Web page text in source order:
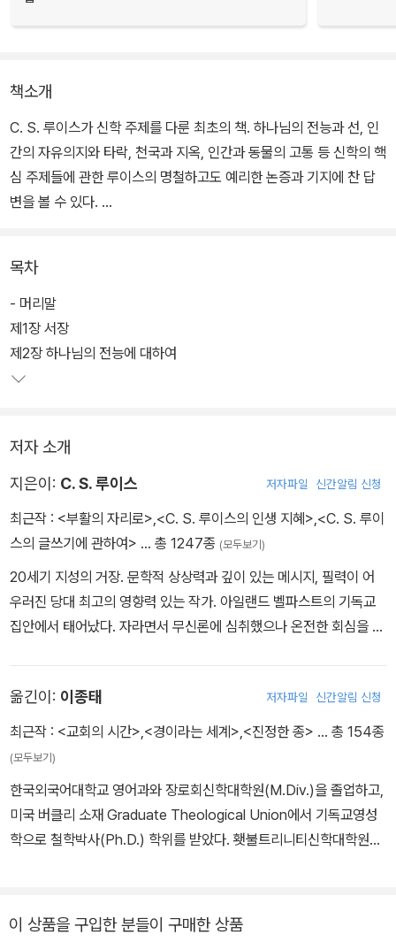
책소개
C. S. 루이스가 신학 주제를 다룬 최초의 책. 하나님의 전능과 선, 인
간의 자유의지와 타락, 천국과 지옥, 인간과 동물의 고통 등 신학의 핵
심 주제들에 관한 루이스의 명철하고도 예리한 논증과 기지에 찬 답
변을 볼 수 있다.
싶어할 것이며, 하나님이 전능하다면 그 소원을 성취시킬 수 있을 것
이다. 그런데 지금 피조물들은 행복하지 않다. 그러므로 하나님은 선
하지 않은 존재이거나 능력이 없는 존재, 또는 선하지도 않고 능력도
없는 존재일 것이다."
이것은 기독교인들이 수세기 동안 괴롭혀 왔던 고통에 대한 문제제기
자 사상가요 비평가이면서 한때 확신에 찬 무신론자였던 C. S. 루이
스가 명징하고 강인한 신학적 답변을 시도한 책이다.
"루이스는 자신을 '평신도'라고 했다. 그것은 거짓말이다!"로 시작하
는 아마존 독자서평처럼, 그는 자신을 아마추어라고 소개했지만 결코
목차
- 머리말
제1장 서장
제2장 하나님의 전능에 대하여
저자 소개
지은이: C. S. 루이스 저자파일 신간알림 신청
최근작 : <부활의 자리로>,<C. S. 루이스의 인생 지혜>,<C. S. 루이
스의 글쓰기에 관하여> … 총 1247종 (모두보기)
20세기 지성의 거장. 문학적 상상력과 깊이 있는 메시지, 필력이 어
우러진 당대 최고의 영향력 있는 작가. 아일랜드 벨파스트의 기독교
집안에서 태어났다. 자라면서 무신론에 심취했으나 온전한 회심을 경
지냈으며, 1954년부터 은퇴할 때까지 케임브리지대학교의 중세 및
르네상스문학 학과장으로 일했다. 40여 권의 저서로 다양한 독자와
만났으며, 지금도 수많은 새로운 독자의 손에 그의 작품이 들려지고
계적으로 인정받은 판타지 고전 《나니아 연대기》를 비롯해, 《순전한
기독교》, 《스크루테이프의 편지》, 《네 가지 사랑》, 《영광의 무게》 등
이 꾸준히 사랑받고 있다. 통찰력 있는 그의 글을 주제별로 엄선한
옮긴이: 이종태 저자파일 신간알림 신청
최근작 : <교회의 시간>,<경이라는 세계>,<진정한 종> … 총 154종
(모두보기)
한국외국어대학교 영어과와 장로회신학대학원(M.Div.)을 졸업하고,
미국 버클리 소재 Graduate Theological Union에서 기독교영성
학으로 철학박사(Ph.D.) 학위를 받았다. 횃불트리니티신학대학원대
『순전한 기독교』(공역), 『네 가지 사랑』 등을 비롯하여 C. S. 루이스
이 상품을 구입한 분들이 구매한 상품